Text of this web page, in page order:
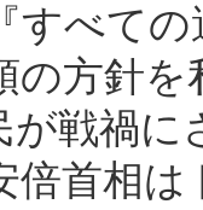
すべて
の方針
が戦禍
倍首相